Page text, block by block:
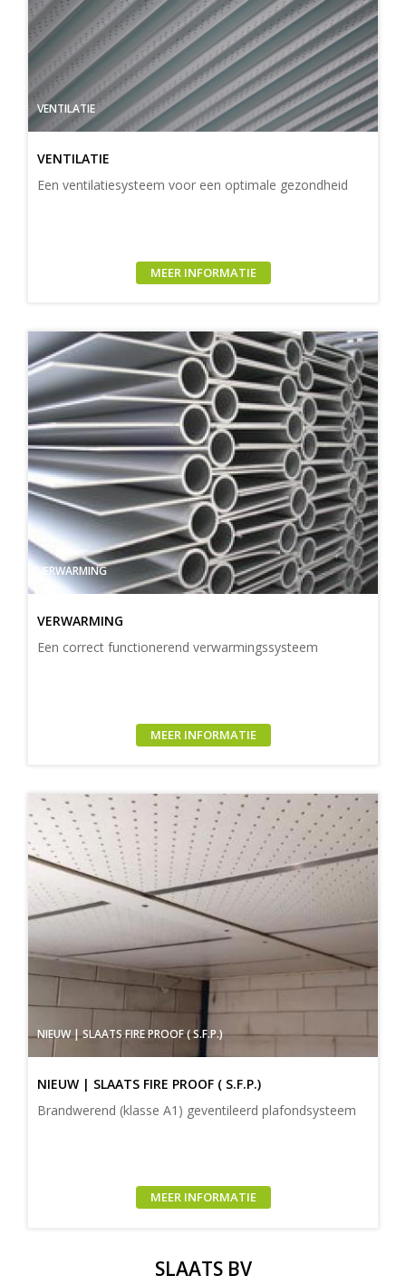
VENTILATIE
VENTILATIE
Een ventilatiesysteem voor een optimale gezondheid
MEER INFORMATIE
VERWARMING
VERWARMING
Een correct functionerend verwarmingssysteem
MEER INFORMATIE
NIEUW | SLAATS FIRE PROOF ( S.F.P.)
NIEUW | SLAATS FIRE PROOF ( S.F.P.)
Brandwerend (klasse A1) geventileerd plafondsysteem
MEER INFORMATIE
SLAATS BV